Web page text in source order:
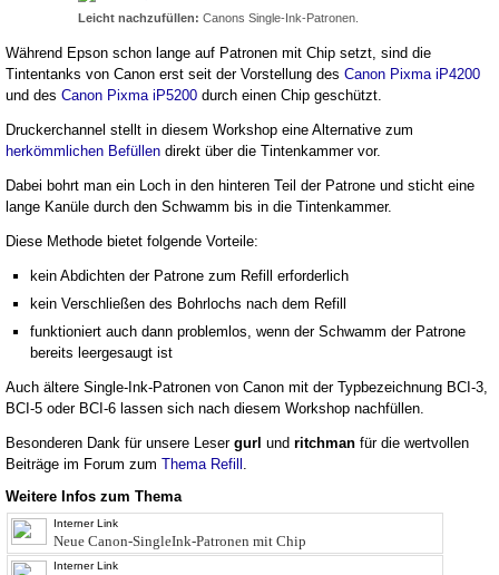
Leicht nachzufüllen: Canons Single-Ink-Patronen.
Während Epson schon lange auf Patronen mit Chip setzt, sind die
Tintentanks von Canon erst seit der Vorstellung des Canon Pixma iP4200
und des Canon Pixma iP5200 durch einen Chip geschützt.
Druckerchannel stellt in diesem Workshop eine Alternative zum
herkömmlichen Befüllen direkt über die Tintenkammer vor.
Dabei bohrt man ein Loch in den hinteren Teil der Patrone und sticht eine
lange Kanüle durch den Schwamm bis in die Tintenkammer.
Diese Methode bietet folgende Vorteile:
kein Abdichten der Patrone zum Refill erforderlich
kein Verschließen des Bohrlochs nach dem Refill
funktioniert auch dann problemlos, wenn der Schwamm der Patrone
bereits leergesaugt ist
Auch ältere Single-Ink-Patronen von Canon mit der Typbezeichnung BCI-3,
BCI-5 oder BCI-6 lassen sich nach diesem Workshop nachfüllen.
Besonderen Dank für unsere Leser gurl und ritchman für die wertvollen
Beiträge im Forum zum Thema Refill
Weitere Infos zum Thema
Interner Link
Neue Canon-SingleInk-Patronen mit Chip
Interner Link